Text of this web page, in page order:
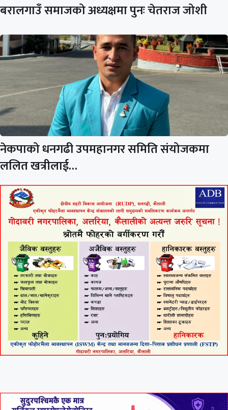
बरालगाउँ समाजको अध्यक्षमा पुनः चेतराज जोशी
नेकपाको धनगढी उपमहानगर समिति संयोजकमा
ललित खत्रीलाई…